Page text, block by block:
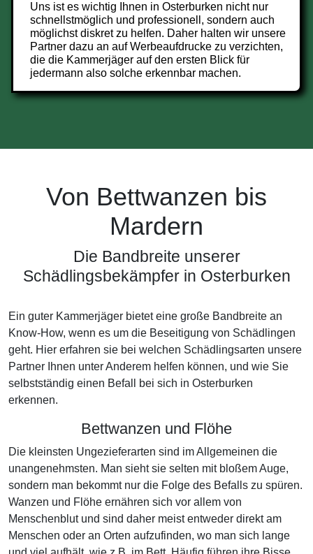
Uns ist es wichtig Ihnen in Osterburken nicht nur
schnellstmöglich und professionell, sondern auch
möglichst diskret zu helfen. Daher halten wir unsere
Partner dazu an auf Werbeaufdrucke zu verzichten,
die die Kammerjäger auf den ersten Blick für
jedermann also solche erkennbar machen.
Von Bettwanzen bis
Mardern
Die Bandbreite unserer
Schädlingsbekämpfer in Osterburken
Ein guter Kammerjäger bietet eine große Bandbreite an
Know-How, wenn es um die Beseitigung von Schädlingen
geht. Hier erfahren sie bei welchen Schädlingsarten unsere
Partner Ihnen unter Anderem helfen können, und wie Sie
selbstständig einen Befall bei sich in Osterburken
erkennen.
Bettwanzen und Flöhe
Die kleinsten Ungezieferarten sind im Allgemeinen die
unangenehmsten. Man sieht sie selten mit bloßem Auge,
sondern man bekommt nur die Folge des Befalls zu spüren.
Wanzen und Flöhe ernähren sich vor allem von
Menschenblut und sind daher meist entweder direkt am
Menschen oder an Orten aufzufinden, wo man sich lange